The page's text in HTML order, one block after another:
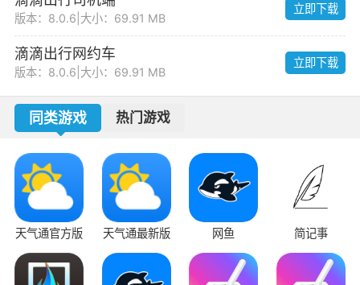
版本：8.0.6 大小：69.91 MB
立即下载
滴滴出行网约车
版本：8.0.6 大小：69.91 MB
立即下载
同类游戏 热门游戏
天气通官方版 天气通最新版 网鱼 简记事